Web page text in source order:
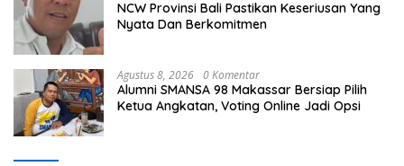
NCW Provinsi Bali Pastikan Keseriusan Yang
Nyata Dan Berkomitmen
Agustus 8, 2026 0 Komentar
Alumni SMANSA 98 Makassar Bersiap Pilih
Ketua Angkatan, Voting Online Jadi Opsi